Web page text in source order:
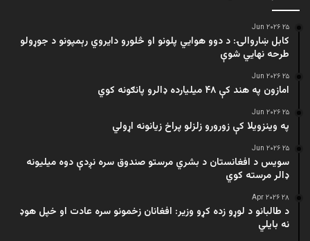
۲۵ Jun ۲۰۲۶
کابل ښاروالۍ: د دوو هوايي پلونو او څلورو دایروي رېمپونو د جوړولو
طرحه نهایي شوې
۲۵ Jun ۲۰۲۶
امازون په هند کې ۴۸ میلیارده ډالرو پانګونه کوي
۲۵ Jun ۲۰۲۶
په وینزویلا کې زورورو زلزلو پراخ زیانونه اړولي
۲۵ Jun ۲۰۲۶
سویس د افغانستان د بشري مرستو صندوق سره نږدې دوه میلیونه
ډالر مرسته کوي
۲۸ Apr ۲۰۲۶
د طالبانو د لوړو زده کړو وزیر: افغانان زخمونو سره عادت او خپل هوډ
نه بایلي